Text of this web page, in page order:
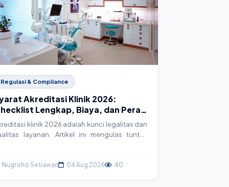
Regulasi & Compliance
Akreditasi Klinik 2026:
Lengkap, Biaya, dan Peran
klinik 2026 adalah kunci legalitas dan
layanan. Artikel ini mengulas tuntas
aset strategis dalam proses akreditasi.
Nugroho Setiawan 04 Aug 2026 40